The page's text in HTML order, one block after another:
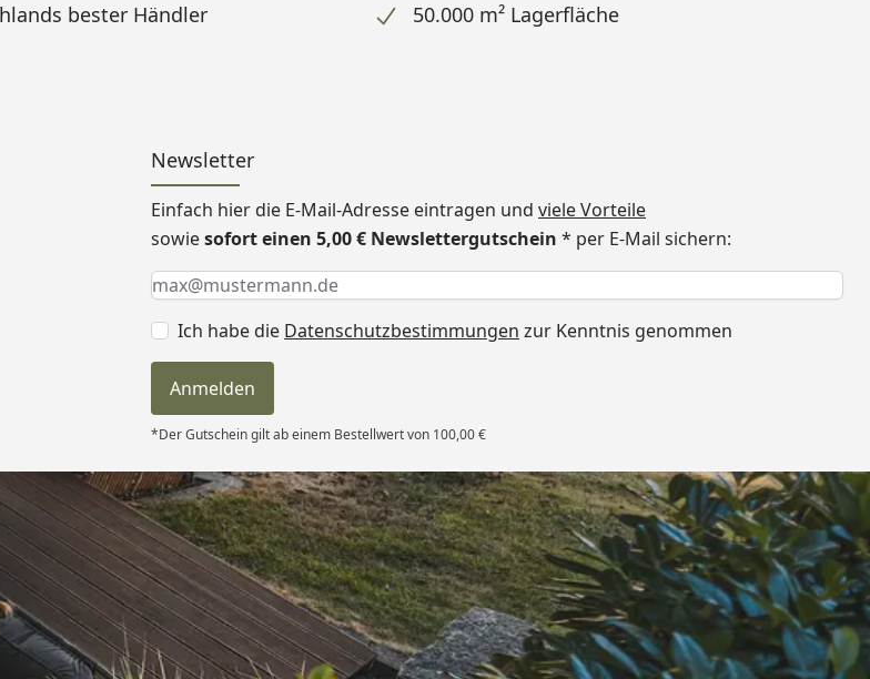
bester Händler 50.000 m² Lagerfläche
Newsletter
Einfach hier die E-Mail-Adresse eintragen und viele Vorteile
sowiesofort einen 5,00 € Newslettergutschein * per E-Mail sichern:
Keine Eingabe erforderlich
Eingabe erforderlich
E-Mail *
Ich habe die Datenschutzbestimmungen zur Kenntnis genommen
Anmelden
*Der Gutschein gilt ab einem Bestellwert von 100,00 €
Versand